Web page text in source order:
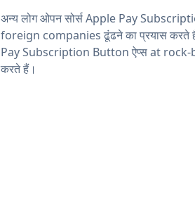
अन्य लोग ओपन सोर्स Apple Pay
foreign companies ढूंढने का प्रयास करते
Pay Subscription Button ऐप्स at
करते हैं।